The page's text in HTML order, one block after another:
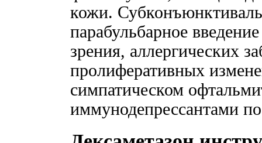
кожи.
парабульбарное
зрения, аллергических
пролиферативных
симпатическом
иммунодепрессантами